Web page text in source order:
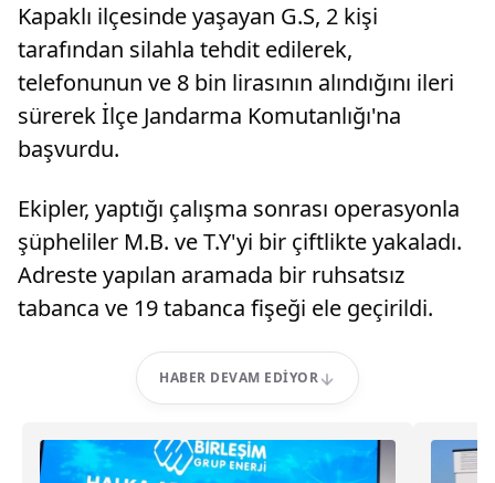
Kapaklı ilçesinde yaşayan G.S, 2 kişi
tarafından silahla tehdit edilerek,
telefonunun ve 8 bin lirasının alındığını ileri
sürerek İlçe Jandarma Komutanlığı'na
başvurdu.
Ekipler, yaptığı çalışma sonrası operasyonla
şüpheliler M.B. ve T.Y'yi bir çiftlikte yakaladı.
Adreste yapılan aramada bir ruhsatsız
tabanca ve 19 tabanca fişeği ele geçirildi.
HABER DEVAM EDIYOR